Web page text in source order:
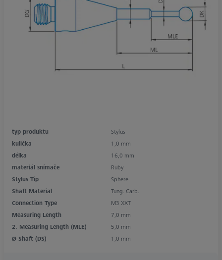
typ produktu
Stylus
kulička
1,0 mm
délka
16,0 mm
materiál snímače
Ruby
Stylus Tip
Sphere
Shaft Material
Tung. Carb.
Connection Type
M3 XXT
Measuring Length
7,0 mm
2. Measuring Length (MLE)
5,0 mm
Ø Shaft (DS)
1,0 mm